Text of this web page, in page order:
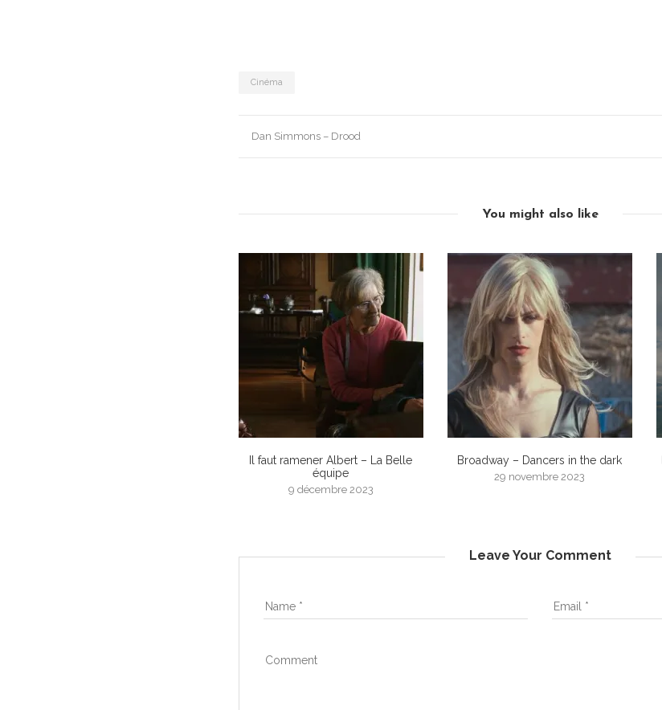
Cinéma
Post
navigation
Dan Simmons – Drood
You might also like
Il faut ramener Albert – La Belle
équipe
9 décembre 2023
Broadway – Dancers in the dark
29 novembre 2023
Leave Your Comment